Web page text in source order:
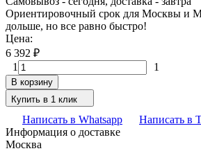
Ориентировочный срок для Москвы и
дольше, но все равно быстро!
Цена:
6 392 ₽
1
1
В корзину
Купить в 1 клик
Написать в Whatsapp
Написать в
Информация о доставке
Москва